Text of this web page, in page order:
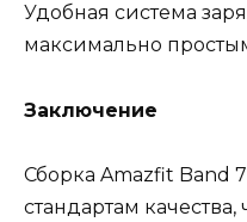
Удобная система
максимально
Заключение
Сборка Amazfit Band
стандартам